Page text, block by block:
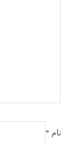
نام *